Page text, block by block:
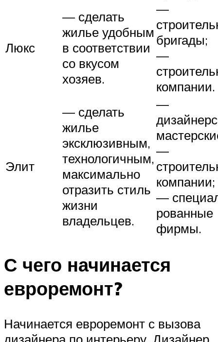
Люкс
— сделать
жилье удобным
в соответствии
со вкусом
хозяев.
—
бригады;
—
компании.
Элит
— сделать
жилье
эксклюзивным,
технологичным,
максимально
отразить стиль
жизни
владельцев.
—
—
компании;
—
рованные
фирмы.
С чего начинается
евроремонт?
Начинается евроремонт с вызова